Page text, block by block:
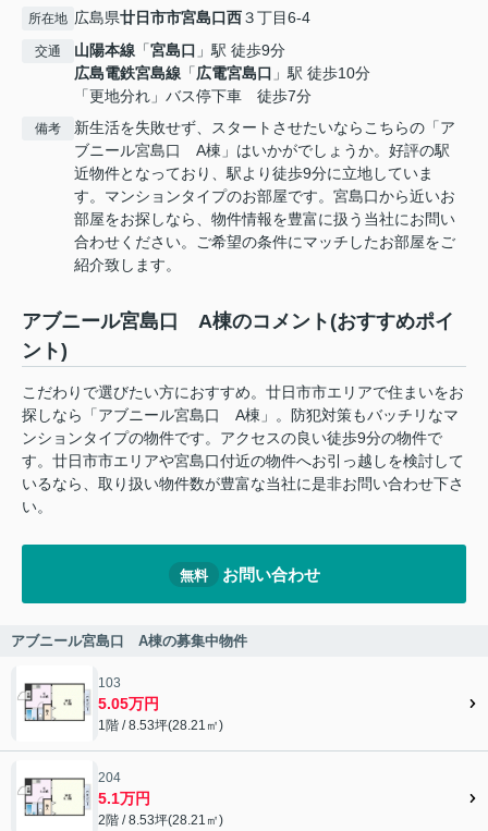
所在地 広島県廿日市市宮島口西３丁目6-4
交通 山陽本線 「宮島口 」駅 徒歩9分
広島電鉄宮島線 「広電宮島口 」駅 徒歩10分
「更地分れ」バス停下車 徒歩7分
備考
新生活を失敗せず、スタートさせたいならこちらの「ア
ブニール宮島口 A棟」はいかがでしょうか。好評の駅
近物件となっており、駅より徒歩9分に立地していま
す。マンションタイプのお部屋です。宮島口から近いお
部屋をお探しなら、物件情報を豊富に扱う当社にお問い
合わせください。ご希望の条件にマッチしたお部屋をご
紹介致します。
アブニール宮島口 A棟のコメント(おすすめポイ
ント)
こだわりで選びたい方におすすめ。廿日市市エリアで住まいをお
探しなら「アブニール宮島口 A棟」。防犯対策もバッチリなマ
ンションタイプの物件です。アクセスの良い徒歩9分の物件で
す。廿日市市エリアや宮島口付近の物件へお引っ越しを検討して
いるなら、取り扱い物件数が豊富な当社に是非お問い合わせ下さ
い。
無料 お問い合わせ
アブニール宮島口 A棟の募集中物件
103
5.05万円
1階 / 8.53坪(28.21㎡)
204
5.1万円
2階 / 8.53坪(28.21㎡)